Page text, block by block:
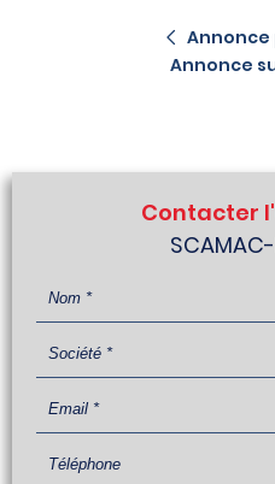
Annonce
Contacter